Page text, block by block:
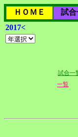
ＨＯＭＥ 試
2017<
試合一
一覧